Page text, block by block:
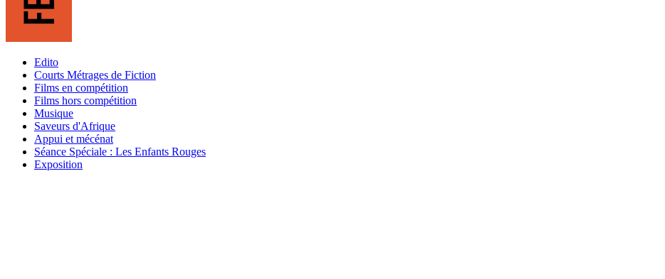
Edito
Courts Métrages de Fiction
Films en compétition
Films hors compétition
Musique
Saveurs d'Afrique
Appui et mécénat
Séance Spéciale : Les Enfants Rouges
Exposition